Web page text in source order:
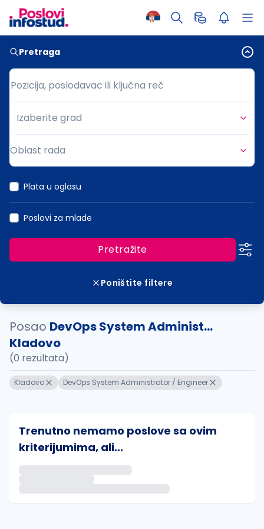
Pretraga
Pozicija, poslodavac ili ključna reč
Pozicija, poslodavac ili ključna reč
Grad
Izaberite grad
Oblast rada
Plata u oglasu
Poslovi za mlade
Pretražite
Poništite filtere
Posao DevOps System Administ...
Kladovo
(0 rezultata)
Kladovo DevOps System Administrator / Engineer
Trenutno nemamo poslove sa ovim
kriterijumima, ali...